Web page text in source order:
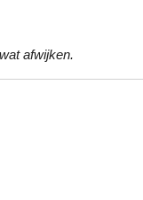
afwijken.